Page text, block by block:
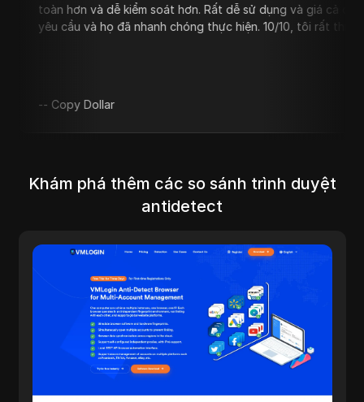
và dễ kiểm soát hơn. Rất dễ sử dụng và giá cả cạnh tranh. Tôi
và họ đã nhanh chóng thực hiện. 10/10, tôi rất thích.
Dollar
Khám phá thêm các so sánh trình duyệt
antidetect